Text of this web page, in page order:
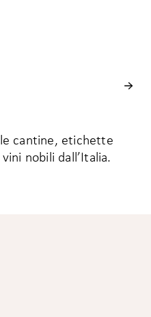
cantine, etichette
nobili dall’Italia.